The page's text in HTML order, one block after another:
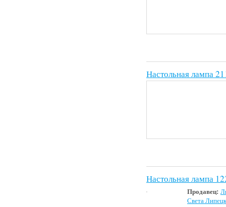
Настольная лампа
Настольная лампа
Продавец:
Света Липецк